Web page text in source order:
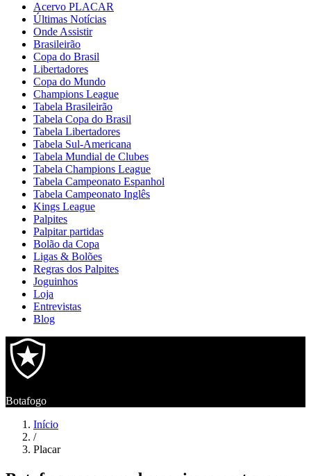
Acervo PLACAR
Últimas Notícias
Onde Assistir
Brasileirão
Copa do Brasil
Libertadores
Copa do Mundo
Champions League
Tabela Brasileirão
Tabela Copa do Brasil
Tabela Libertadores
Tabela Sul-Americana
Tabela Mundial de Clubes
Tabela Champions League
Tabela Campeonato Espanhol
Tabela Campeonato Inglês
Kings League
Palpites
Palpitar partidas
Bolão da Copa
Ligas & Bolões
Regras dos Palpites
Joguinhos
Loja
Entrevistas
Blog
Botafogo
Início
/
Placar